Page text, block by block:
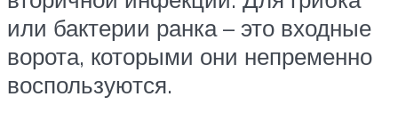
или бактерии ранка – это входные
ворота, которыми они непременно
воспользуются.